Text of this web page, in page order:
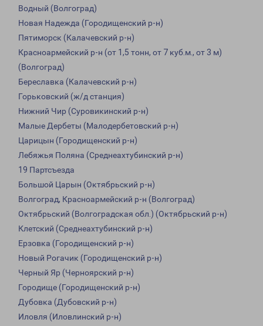
Водный (Волгоград)
Новая Надежда (Городищенский р-н)
Пятиморск (Калачевский р-н)
Красноармейский р-н (от 1,5 тонн, от 7 куб.м., от 3 м)
(Волгоград)
Береславка (Калачевский р-н)
Горьковский (ж/д станция)
Нижний Чир (Суровикинский р-н)
Малые Дербеты (Малодербетовский р-н)
Царицын (Городищенский р-н)
Лебяжья Поляна (Среднеахтубинский р-н)
19 Партсъезда
Большой Царын (Октябрьский р-н)
Волгоград, Красноармейский р-н (Волгоград)
Октябрьский (Волгоградская обл.) (Октябрьский р-н)
Клетский (Среднеахтубинский р-н)
Ерзовка (Городищенский р-н)
Новый Рогачик (Городищенский р-н)
Черный Яр (Черноярский р-н)
Городище (Городищенский р-н)
Дубовка (Дубовский р-н)
Иловля (Иловлинский р-н)